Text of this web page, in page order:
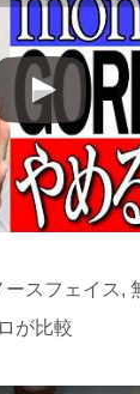
ースフェイス,
が比較